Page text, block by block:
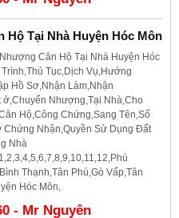
Hộ Tại Nhà Huyện Hóc Môn
Căn Hộ Tại Nhà Huyện Hóc
Tục,Dịch Vụ,Hướng
Hồ Sơ,Nhận Làm,Nhận
ở,Chuyển Nhượng,Tại Nhà,Cho
Hộ,Công Chứng,Sang Tên,Sổ
Chứng Nhận,Quyền Sử Dụng Đất
Nhà
Thạnh,Tân Phú,Gò Vấp,Tân
Hóc Môn,
- Mr Nguyên